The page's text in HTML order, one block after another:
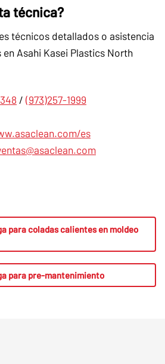
técnica?
técnicos detallados o asistencia
Asahi Kasei Plastics North
/ (973)257-1999
es
para coladas calientes en moldeo
para pre-mantenimiento